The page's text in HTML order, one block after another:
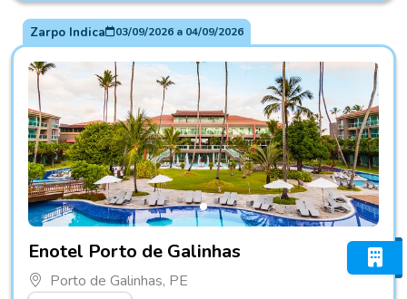
Zarpo Indica 03/09/2026a 04/09/2026
Enotel Porto de Galinhas
Porto de Galinhas, PE